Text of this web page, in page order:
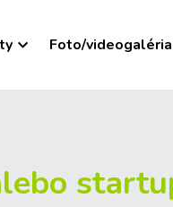
Foto/videogaléria